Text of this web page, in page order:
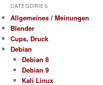
CATEGORIES
Allgemeines / Meinungen
Blender
Cups, Druck
Debian
Debian 8
Debian 9
Kali Linux